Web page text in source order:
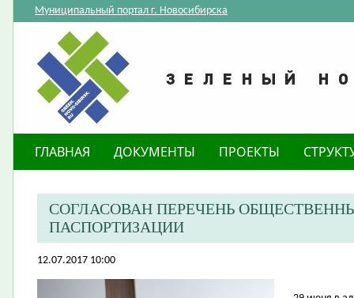
Муниципальный портал г. Новосибирска
ГЛАВНАЯ ДОКУМЕНТЫ ПРОЕКТЫ
СОГЛАСОВАН ПЕРЕЧЕНЬ
ПАСПОРТИЗАЦИИ
12.07.2017 10:00